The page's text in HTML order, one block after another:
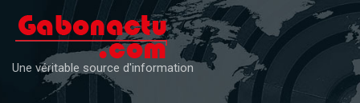
content
Une véritable source d'information